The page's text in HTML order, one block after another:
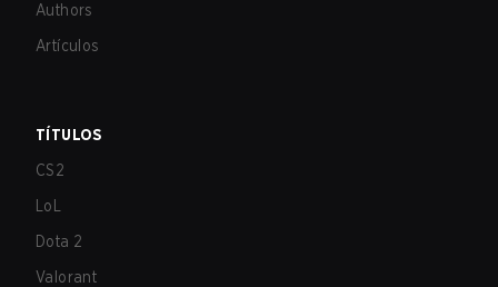
Authors
Artículos
TÍTULOS
CS2
LoL
Dota 2
Valorant